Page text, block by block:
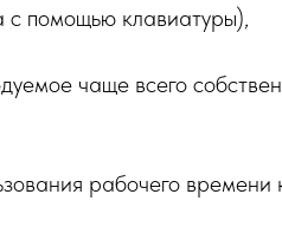
с помощью клавиатуры),
чаще всего
рабочего